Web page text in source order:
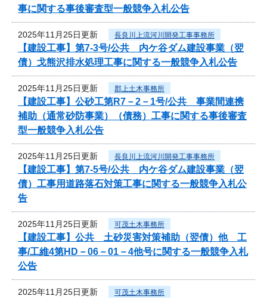
事に関する事後審査型一般競争入札公告
2025年11月25日更新 長良川上流河川開発工事事務所
【建設工事】第7-3号/公共 内ケ谷ダム建設事業（翌
債）戈熊沢排水処理工事に関する一般競争入札公告
2025年11月25日更新 郡上土木事務所
【建設工事】公砂工第R7－2－1号/公共 事業間連携
補助（通常砂防事業）（債務）工事に関する事後審査
型一般競争入札公告
2025年11月25日更新 長良川上流河川開発工事事務所
【建設工事】第7-5号/公共 内ケ谷ダム建設事業（翌
債）工事用道路落石対策工事に関する一般競争入札公
告
2025年11月25日更新 可茂土木事務所
【建設工事】公共 土砂災害対策補助（翌債）他 工
事/工維4第HD－06－01－4他号に関する一般競争入札
公告
2025年11月25日更新 可茂土木事務所